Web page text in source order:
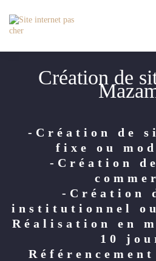
Création de
-Création de
fixe ou
-Création
-Création
institutionnel ou
Réalisation en
10